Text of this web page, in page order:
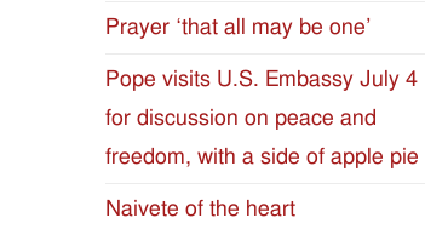
of
Jackson
Since
1954
Prayer ‘that all may be one’
Pope visits U.S. Embassy July 4
for discussion on peace and
freedom, with a side of apple pie
Naivete of the heart